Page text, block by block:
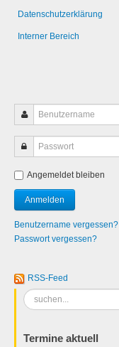
Datenschutzerklärung
Interner Bereich
Angemeldet bleiben
Benutzername vergessen?
Passwort vergessen?
RSS-Feed
Suchen
...
Termine aktuell